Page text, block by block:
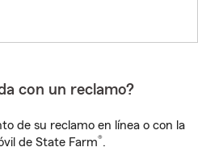
con un reclamo?
de su reclamo en línea o con la
de State Farm®.